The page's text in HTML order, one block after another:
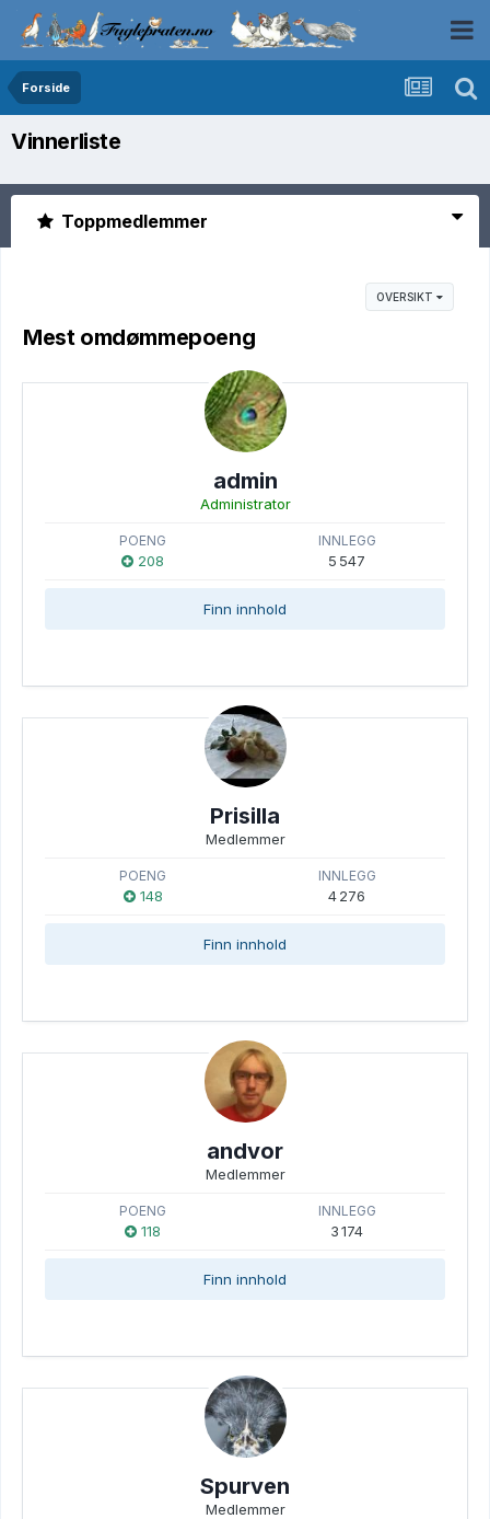
Forside
Vinnerliste
Toppmedlemmer
OVERSIKT
Mest omdømmepoeng
admin
Administrator
POENG
208
INNLEGG
5 547
Finn innhold
Prisilla
Medlemmer
POENG
148
INNLEGG
4 276
Finn innhold
andvor
Medlemmer
POENG
118
INNLEGG
3 174
Finn innhold
Spurven
Medlemmer